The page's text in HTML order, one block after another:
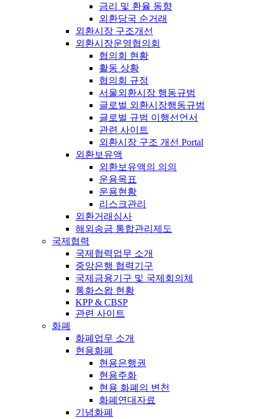
금리 및 환율 동향
외환당국 순거래
외환시장 구조개선
외환시장운영협의회
협의회 현황
활동 상황
협의회 규정
서울외환시장 행동규범
글로벌 외환시장행동규범
글로벌 규범 이행선언서
관련 사이트
외환시장 구조 개선 Portal
외환보유액
외환보유액의 의의
운용목표
운용현황
리스크관리
외환거래심사
해외송금 통합관리제도
국제협력
국제협력업무 소개
중앙은행 협력기구
국제금융기구 및 국제회의체
통화스왑 현황
KPP & CBSP
관련 사이트
화폐
화폐업무 소개
현용화폐
현용은행권
현용주화
현용 화폐의 변천
화폐연대자료
기념화폐